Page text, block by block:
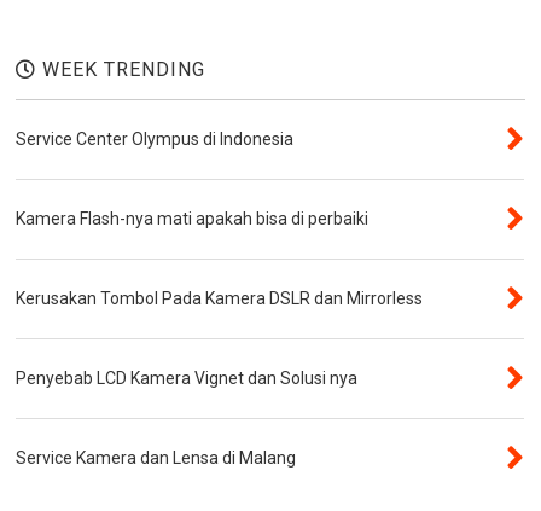
WEEK TRENDING
Service Center Olympus di Indonesia
Kamera Flash-nya mati apakah bisa di perbaiki
Kerusakan Tombol Pada Kamera DSLR dan Mirrorless
Penyebab LCD Kamera Vignet dan Solusi nya
Service Kamera dan Lensa di Malang